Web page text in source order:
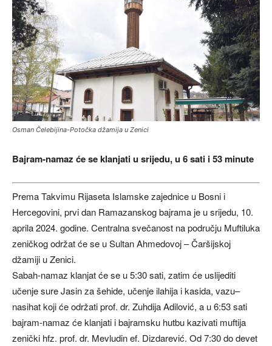
Osman Čelebijina-Potočka džamija u Zenici
Bajram-namaz će se klanjati u srijedu, u 6 sati i 53 minute
Prema Takvimu Rijaseta Islamske zajednice u Bosni i
Hercegovini, prvi dan Ramazanskog bajrama je u srijedu, 10.
aprila 2024. godine. Centralna svečanost na području Muftiluka
zeničkog održat će se u Sultan Ahmedovoj – Čaršijskoj
džamiji u Zenici.
Sabah-namaz klanjat će se u 5:30 sati, zatim će uslijediti
učenje sure Jasin za šehide, učenje ilahija i kasida, vazu–
nasihat koji će održati prof. dr. Zuhdija Adilović, a u 6:53 sati
bajram-namaz će klanjati i bajramsku hutbu kazivati muftija
zenički hfz. prof. dr. Mevludin ef. Dizdarević. Od 7:30 do devet